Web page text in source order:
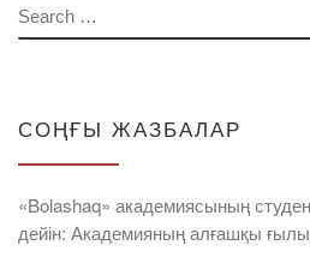
SEARCH
СОҢҒЫ ЖАЗБАЛАР
«Bolashaq» академиясының
дейін: Академияның алғашқы